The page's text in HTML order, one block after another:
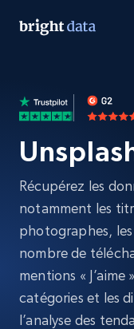
Récupérez les
notamment les
photographes,
nombre de
mentions «
catégories et les
l’analyse des